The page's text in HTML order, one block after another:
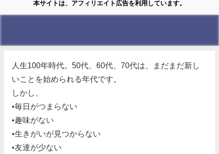
本サイトは、アフィリエイト広告を利用しています。
人生100年時代。50代、60代、70代は、まだまだ新し
いことを始められる年代です。
しかし、
•毎日がつまらない
•趣味がない
•生きがいが見つからない
•友達が少ない